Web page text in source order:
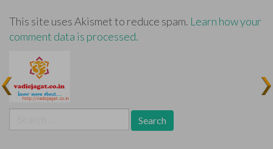
This site uses Akismet to reduce spam. Learn how your
comment data is processed.
for: